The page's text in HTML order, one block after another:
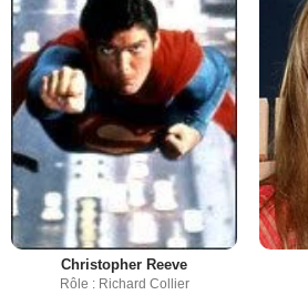
Christopher Reeve
Rôle : Richard Collier